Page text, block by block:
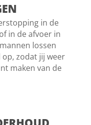
in de
in de afvoer in
lossen
zodat jij weer
maken van de